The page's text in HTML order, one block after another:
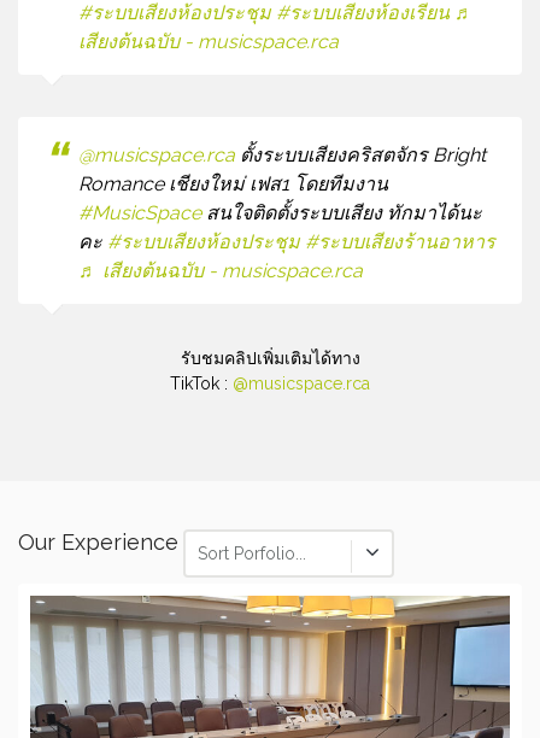
#ระบบเสียงห้องประชุม #ระบบเสียงห้องเรียน ♬
เสียงต้นฉบับ - musicspace.rca
@musicspace.rca ตั้งระบบเสียงคริสตจักร Bright
Romance เชียงใหม่ เฟส1 โดยทีมงาน
#MusicSpaceสนใจติดตั้งระบบเสียง ทักมาได้นะ
คะ #ระบบเสียงห้องประชุม #ระบบเสียงร้านอาหาร
♬ เสียงต้นฉบับ - musicspace.rca
รับชมคลิปเพิ่มเติมได้ทาง
TikTok : @musicspace.rca
Our Experience Sort Porfolio...